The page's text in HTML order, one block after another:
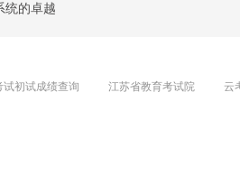
统的卓越
试初试成绩查询 江苏省教育考试院 云